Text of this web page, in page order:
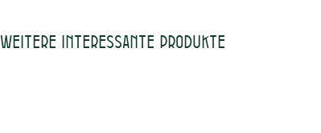
Weitere interessante Produkte